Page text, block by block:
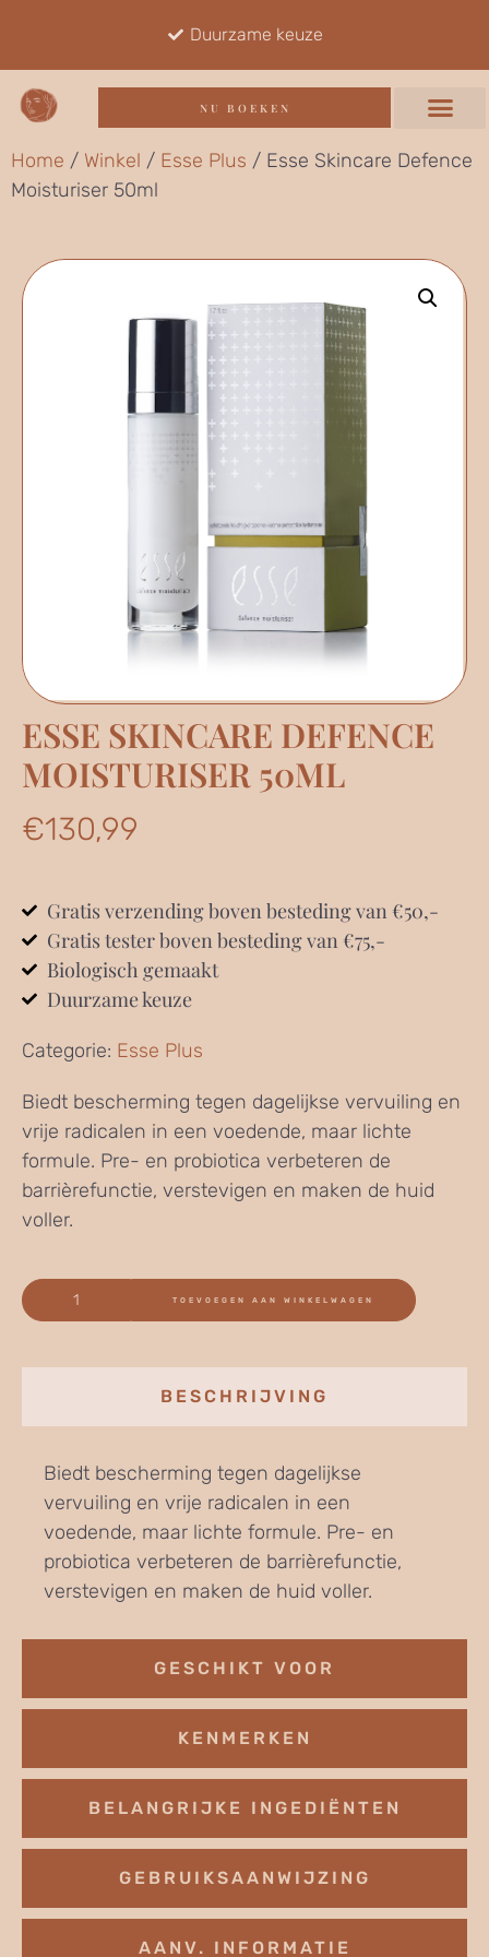
Duurzame keuze
NU BOEKEN
Home / Winkel / Esse Plus / Esse Skincare Defence
Moisturiser 50ml
ESSE SKINCARE DEFENCE
MOISTURISER 50ML
€130,99
Gratis verzending boven besteding van €50,-
Gratis tester boven besteding van €75,-
Biologisch gemaakt
Duurzame keuze
Categorie: Esse Plus
Biedt bescherming tegen dagelijkse vervuiling en
vrije radicalen in een voedende, maar lichte
formule. Pre- en probiotica verbeteren de
barrièrefunctie, verstevigen en maken de huid
voller.
TOEVOEGEN AAN WINKELWAGEN
BESCHRIJVING
GESCHIKT VOOR
KENMERKEN
BELANGRIJKE INGEDIËNTEN
GEBRUIKSAANWIJZING
AANV. INFORMATIE
Biedt bescherming tegen dagelijkse
vervuiling en vrije radicalen in een
voedende, maar lichte formule. Pre- en
probiotica verbeteren de barrièrefunctie,
verstevigen en maken de huid voller.